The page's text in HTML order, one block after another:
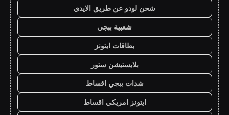
شحن لودو عن طريق الايدي
شعبية ببجي
بطاقات ايتونز
بلايستيشن ستور
شدات ببجي اقساط
ايتونز امريكي اقساط